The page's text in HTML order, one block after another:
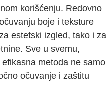
korišćenju. Redovno
boje i teksture
estetski izgled, tako i za
Sve u svemu,
metoda ne samo
očuvanje i zaštitu